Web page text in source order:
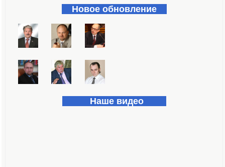
Новое обновление
Наше видео